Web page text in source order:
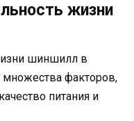
жизни
шиншилл в
множества факторов,
питания и